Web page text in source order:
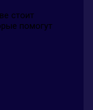
стоит
помогут